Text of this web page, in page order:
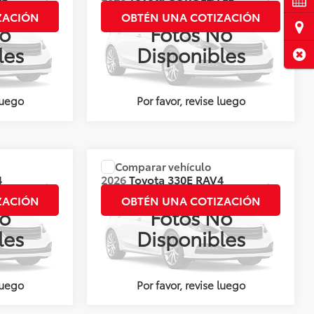
Int.
Fotos No
Disponibles
Por favor, revise luego
CVT
143108
Disponible Ext. Int.
OBTÉN UNA COTIZACIÓN
Ext. Int.
el Precio
Fotos No
Disponibles
Por favor, revise luego
2026Toyota 330E RAV4
LTD HEV
144938
Disponible Ext. Int.
Precio: Llámanos para Obtener el Precio
OBTÉN UNA COTIZACIÓN
Comparar vehículo